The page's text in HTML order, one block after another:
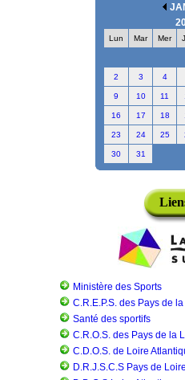
Lun Mar Mer
2 3 4
9 10 11
16 17 18
23 24 25
30 31
Ministère des Sports
C.R.E.P.S. des Pays de
Santé des sportifs
C.R.O.S. des Pays de la
C.D.O.S. de Loire
D.R.J.S.C.S Pays de Loire